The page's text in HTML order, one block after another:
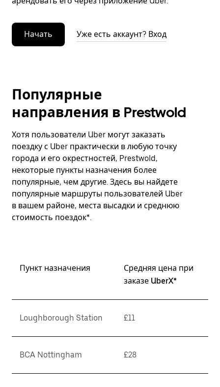
Начать Уже есть аккаунт? Вход
Популярные
направления в Prestwold
Хотя пользователи Uber могут заказать
поездку с Uber практически в любую точку
города и его окрестностей, Prestwold,
некоторые пункты назначения более
популярные, чем другие. Здесь вы найдете
популярные маршруты пользователей Uber
в вашем районе, места высадки и среднюю
стоимость поездок*.
Пункт назначения
Средняя цена при
заказе UberX*
Loughborough Station £11
BCA Nottingham £28